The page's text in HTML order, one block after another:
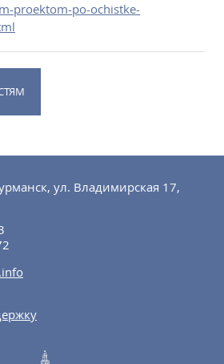
proektom-po-ochistke-
ул. Владимирская 17,